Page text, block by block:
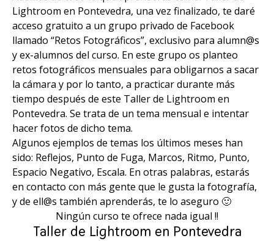
Lightroom en Pontevedra, una vez finalizado, te daré
acceso gratuito a un grupo privado de Facebook
llamado “Retos Fotográficos”, exclusivo para alumn@s
y ex-alumnos del curso. En este grupo os planteo
retos fotográficos mensuales para obligarnos a sacar
la cámara y por lo tanto, a practicar durante más
tiempo después de este Taller de Lightroom en
Pontevedra. Se trata de un tema mensual e intentar
hacer fotos de dicho tema.
Algunos ejemplos de temas los últimos meses han
sido: Reflejos, Punto de Fuga, Marcos, Ritmo, Punto,
Espacio Negativo, Escala. En otras palabras, estarás
en contacto con más gente que le gusta la fotografía,
y de ell@s también aprenderás, te lo aseguro 🙂
Ningún curso te ofrece nada igual !!
Taller de Lightroom en Pontevedra